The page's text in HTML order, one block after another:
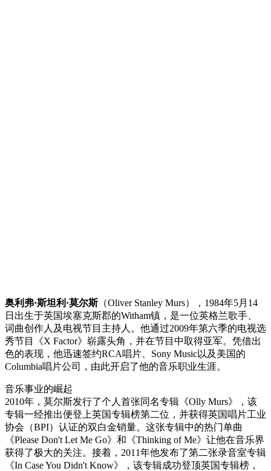
奥利弗·斯坦利·莫尔斯（Oliver Stanley Murs），1984年5月14
日出生于英国埃塞克斯郡的Witham镇，是一位英格兰歌手、
词曲创作人及电视节目主持人。他通过2009年第六季的电视选
秀节目《X Factor》崭露头角，并在节目中取得亚军。凭借出
色的表现，他迅速签约RCA唱片、Sony Music以及美国的
Columbia唱片公司，由此开启了他的音乐职业生涯。
音乐事业的崛起
2010年，莫尔斯发行了个人首张同名专辑《Olly Murs》，该
专辑一经推出便登上英国专辑榜第二位，并获得英国唱片工业
协会（BPI）认证的双白金销量。这张专辑中的热门单曲
《Please Don't Let Me Go》和《Thinking of Me》让他在音乐界
获得了极大的关注。接着，2011年他发布了第二张录音室专辑
《In Case You Didn't Know》，该专辑成功登顶英国专辑榜，